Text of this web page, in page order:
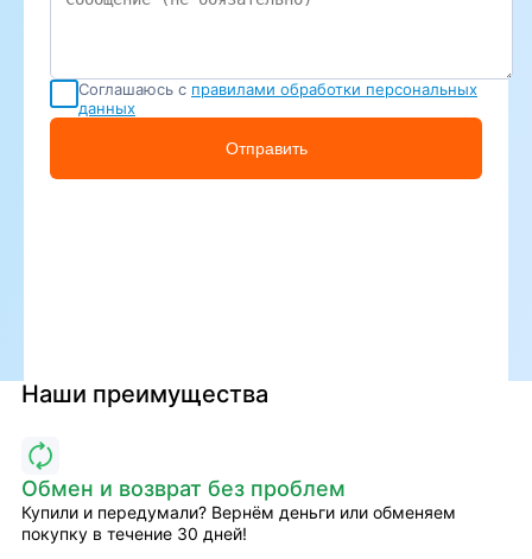
Соглашаюсь с правилами обработки персональных
данных
Отправить
Наши преимущества
Обмен и возврат без проблем
Купили и передумали? Вернём деньги или обменяем
покупку в течение 30 дней!